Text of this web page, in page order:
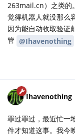
263mail.cn）之类的
觉得机器人就没那么
因为能自动收取验证
管 @Ihavenothing
Ihavenothing
罪过罪过，最近忙一
件才知道这事。我今